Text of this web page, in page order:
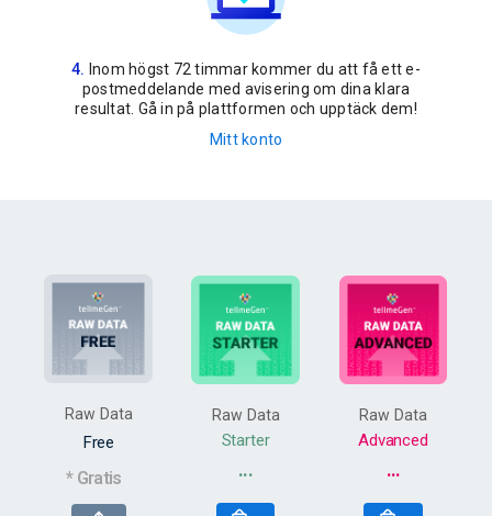
Inom högst 72 timmar kommer du att få ett e-
postmeddelande med avisering om dina klara
resultat. Gå in på plattformen och upptäck dem!
Mitt konto
Raw Data
Free
* Gratis
Raw Data
Starter
···
Raw Data
Advanced
···